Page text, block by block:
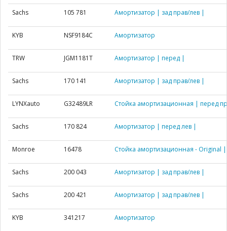
Sachs 105 781 Амортизатор | зад прав/лев |
KYB NSF9184C Амортизатор
TRW JGM1181T Амортизатор | перед |
Sachs 170 141 Амортизатор | зад прав/лев |
LYNXauto G32489LR Стойка амортизационная | перед
Sachs 170 824 Амортизатор | перед лев |
Monroe 16478 Стойка амортизационная - Original
Sachs 200 043 Амортизатор | зад прав/лев |
Sachs 200 421 Амортизатор | зад прав/лев |
KYB 341217 Амортизатор